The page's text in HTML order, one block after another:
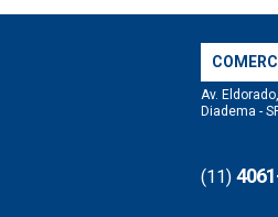
Av.
Diadema -
(11)